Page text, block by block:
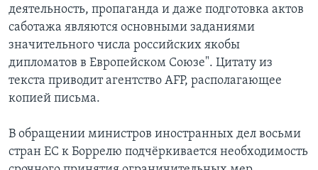
деятельность, пропаганда и даже подготовка актов
саботажа являются основными заданиями
значительного числа российских якобы
дипломатов в Европейском Союзе". Цитату из
текста приводит агентство AFP, располагающее
копией письма.
В обращении министров иностранных дел восьми
стран ЕС к Боррелю подчёркивается необходимость